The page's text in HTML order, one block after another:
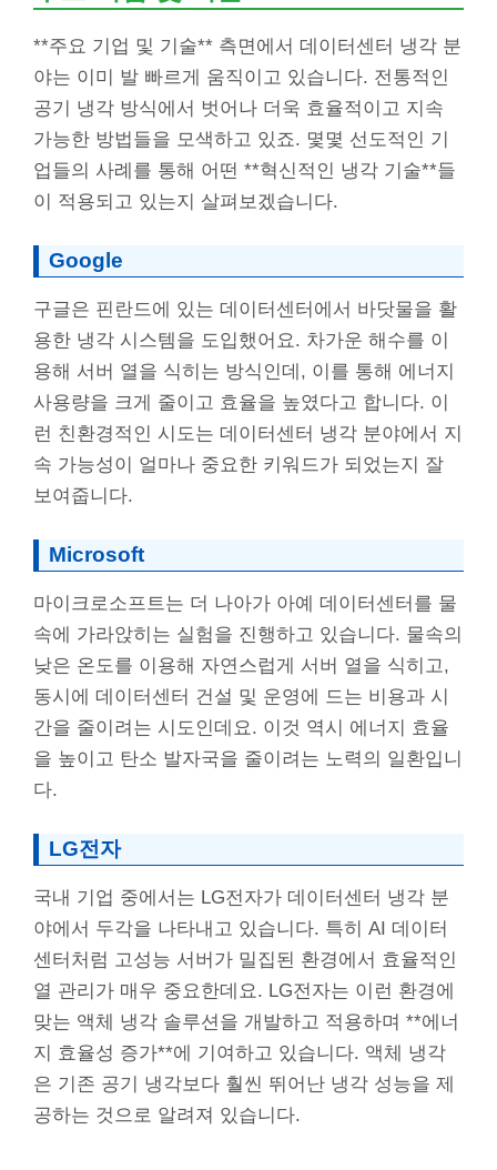
**주요 기업 및 기술** 측면에서 데이터센터 냉각 분
야는 이미 발 빠르게 움직이고 있습니다. 전통적인
공기 냉각 방식에서 벗어나 더욱 효율적이고 지속
가능한 방법들을 모색하고 있죠. 몇몇 선도적인 기
업들의 사례를 통해 어떤 **혁신적인 냉각 기술**들
이 적용되고 있는지 살펴보겠습니다.
Google
구글은 핀란드에 있는 데이터센터에서 바닷물을 활
용한 냉각 시스템을 도입했어요. 차가운 해수를 이
용해 서버 열을 식히는 방식인데, 이를 통해 에너지
사용량을 크게 줄이고 효율을 높였다고 합니다. 이
런 친환경적인 시도는 데이터센터 냉각 분야에서 지
속 가능성이 얼마나 중요한 키워드가 되었는지 잘
보여줍니다.
Microsoft
마이크로소프트는 더 나아가 아예 데이터센터를 물
속에 가라앉히는 실험을 진행하고 있습니다. 물속의
낮은 온도를 이용해 자연스럽게 서버 열을 식히고,
동시에 데이터센터 건설 및 운영에 드는 비용과 시
간을 줄이려는 시도인데요. 이것 역시 에너지 효율
을 높이고 탄소 발자국을 줄이려는 노력의 일환입니
다.
LG전자
국내 기업 중에서는 LG전자가 데이터센터 냉각 분
야에서 두각을 나타내고 있습니다. 특히 AI 데이터
센터처럼 고성능 서버가 밀집된 환경에서 효율적인
열 관리가 매우 중요한데요. LG전자는 이런 환경에
맞는 액체 냉각 솔루션을 개발하고 적용하며 **에너
지 효율성 증가**에 기여하고 있습니다. 액체 냉각
은 기존 공기 냉각보다 훨씬 뛰어난 냉각 성능을 제
공하는 것으로 알려져 있습니다.